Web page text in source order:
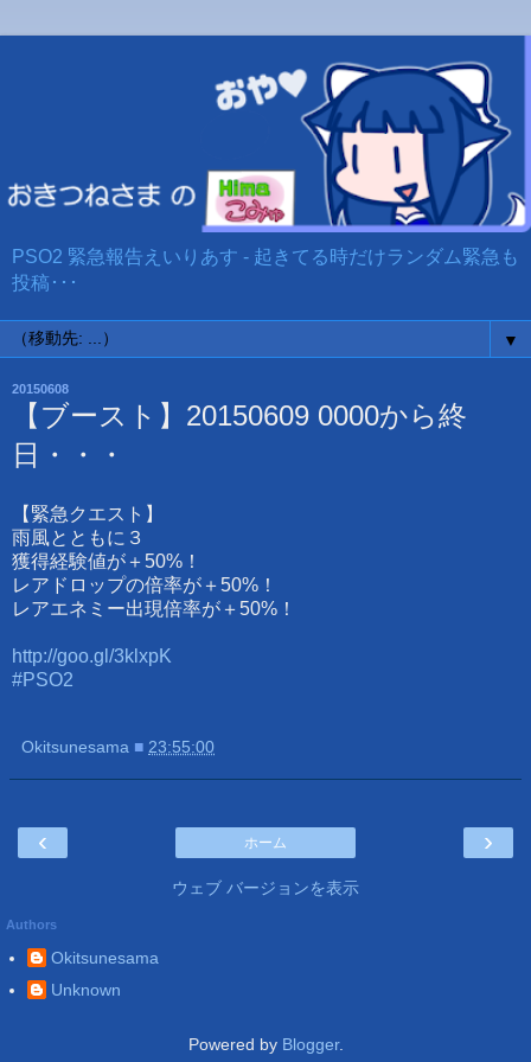
PSO2 緊急報告えいりあす - 起きてる時だけランダム緊急も
投稿･･･
▼
20150608
【ブースト】20150609 0000から終
日・・・
【緊急クエスト】
雨風とともに３
獲得経験値が＋50%！
レアドロップの倍率が＋50%！
レアエネミー出現倍率が＋50%！
http://goo.gl/3klxpK
#PSO2
Okitsunesama ■ 23:55:00
‹ ›
ホーム
ウェブ バージョンを表示
Authors
Okitsunesama
Unknown
Powered by Blogger.